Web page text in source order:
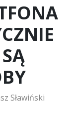
Sławiński